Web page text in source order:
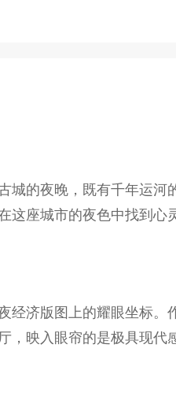
城的夜晚，既有千年运
这座城市的夜色中找到心
济版图上的耀眼坐标
，映入眼帘的是极具现